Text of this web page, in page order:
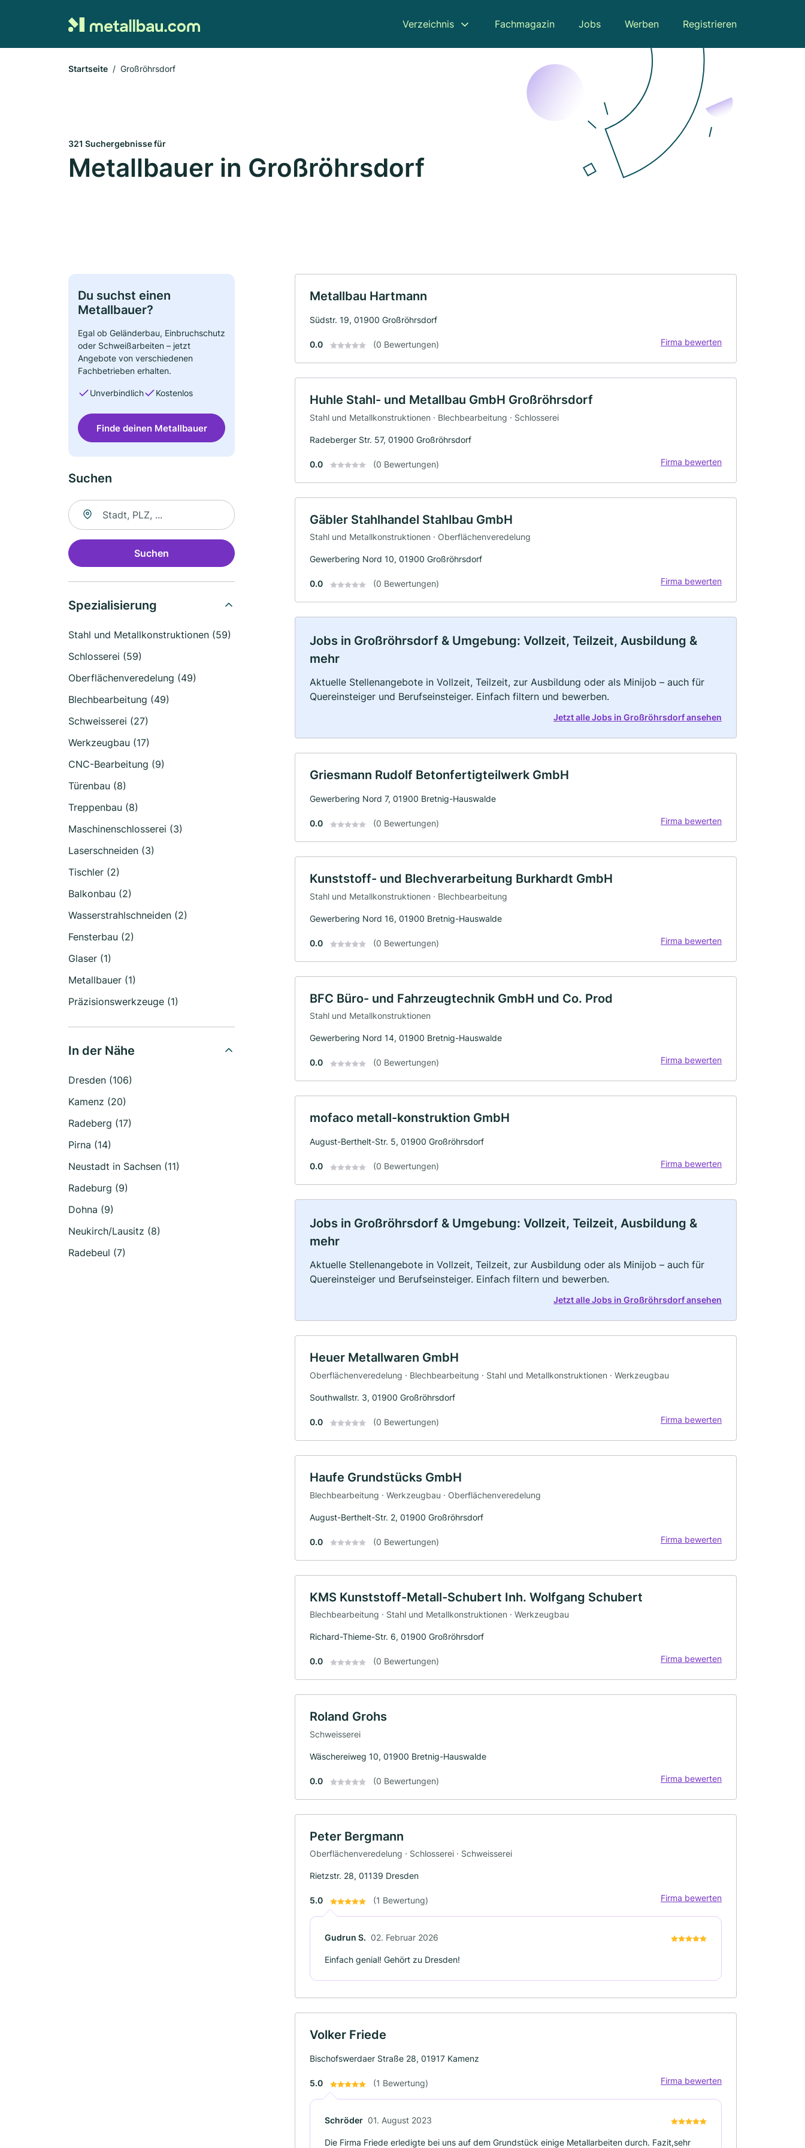
Verzeichnis Fachmagazin Jobs Werben Registrieren
Startseite Großröhrsdorf
321 Suchergebnisse für
Metallbauer in Großröhrsdorf
Du suchst einen
Metallbauer?
Egal ob Geländerbau, Einbruchschutz
oder Schweißarbeiten – jetzt
Angebote von verschiedenen
Fachbetrieben erhalten.
Unverbindlich Kostenlos
Finde deinen Metallbauer
Suchen
Suche nach Ort
Suchen
Spezialisierung
Stahl und Metallkonstruktionen (59)
Schlosserei (59)
Oberflächenveredelung (49)
Blechbearbeitung (49)
Schweisserei (27)
Werkzeugbau (17)
CNC-Bearbeitung (9)
Türenbau (8)
Treppenbau (8)
Maschinenschlosserei (3)
Laserschneiden (3)
Tischler (2)
Balkonbau (2)
Wasserstrahlschneiden (2)
Fensterbau (2)
Glaser (1)
Metallbauer (1)
Präzisionswerkzeuge (1)
In der Nähe
Dresden (106)
Kamenz (20)
Radeberg (17)
Pirna (14)
Neustadt in Sachsen (11)
Radeburg (9)
Dohna (9)
Neukirch/Lausitz (8)
Radebeul (7)
Metallbau Hartmann
Südstr. 19, 01900 Großröhrsdorf
0.0 (0 Bewertungen) Firma bewerten
Huhle Stahl- und Metallbau GmbH Großröhrsdorf
Stahl und Metallkonstruktionen · Blechbearbeitung · Schlosserei
Radeberger Str. 57, 01900 Großröhrsdorf
0.0 (0 Bewertungen) Firma bewerten
Gäbler Stahlhandel Stahlbau GmbH
Stahl und Metallkonstruktionen · Oberflächenveredelung
Gewerbering Nord 10, 01900 Großröhrsdorf
0.0 (0 Bewertungen) Firma bewerten
Jobs in Großröhrsdorf & Umgebung: Vollzeit, Teilzeit, Ausbildung &
mehr
Aktuelle Stellenangebote in Vollzeit, Teilzeit, zur Ausbildung oder als Minijob – auch für
Quereinsteiger und Berufseinsteiger. Einfach filtern und bewerben.
Jetzt alle Jobs in Großröhrsdorf ansehen
Griesmann Rudolf Betonfertigteilwerk GmbH
Gewerbering Nord 7, 01900 Bretnig-Hauswalde
0.0 (0 Bewertungen) Firma bewerten
Kunststoff- und Blechverarbeitung Burkhardt GmbH
Stahl und Metallkonstruktionen · Blechbearbeitung
Gewerbering Nord 16, 01900 Bretnig-Hauswalde
0.0 (0 Bewertungen) Firma bewerten
BFC Büro- und Fahrzeugtechnik GmbH und Co. Prod
Stahl und Metallkonstruktionen
Gewerbering Nord 14, 01900 Bretnig-Hauswalde
0.0 (0 Bewertungen) Firma bewerten
mofaco metall-konstruktion GmbH
August-Berthelt-Str. 5, 01900 Großröhrsdorf
0.0 (0 Bewertungen) Firma bewerten
Jobs in Großröhrsdorf & Umgebung: Vollzeit, Teilzeit, Ausbildung &
mehr
Aktuelle Stellenangebote in Vollzeit, Teilzeit, zur Ausbildung oder als Minijob – auch für
Quereinsteiger und Berufseinsteiger. Einfach filtern und bewerben.
Jetzt alle Jobs in Großröhrsdorf ansehen
Heuer Metallwaren GmbH
Oberflächenveredelung · Blechbearbeitung · Stahl und Metallkonstruktionen · Werkzeugbau
Southwallstr. 3, 01900 Großröhrsdorf
0.0 (0 Bewertungen) Firma bewerten
Haufe Grundstücks GmbH
Blechbearbeitung · Werkzeugbau · Oberflächenveredelung
August-Berthelt-Str. 2, 01900 Großröhrsdorf
0.0 (0 Bewertungen) Firma bewerten
KMS Kunststoff-Metall-Schubert Inh. Wolfgang Schubert
Blechbearbeitung · Stahl und Metallkonstruktionen · Werkzeugbau
Richard-Thieme-Str. 6, 01900 Großröhrsdorf
0.0 (0 Bewertungen) Firma bewerten
Roland Grohs
Schweisserei
Wäschereiweg 10, 01900 Bretnig-Hauswalde
0.0 (0 Bewertungen) Firma bewerten
Peter Bergmann
Oberflächenveredelung · Schlosserei · Schweisserei
Rietzstr. 28, 01139 Dresden
5.0 (1 Bewertung) Firma bewerten
Gudrun S. 02. Februar 2026
Einfach genial! Gehört zu Dresden!
Volker Friede
Bischofswerdaer Straße 28, 01917 Kamenz
5.0 (1 Bewertung) Firma bewerten
Schröder 01. August 2023
Die Firma Friede erledigte bei uns auf dem Grundstück einige Metallarbeiten durch. Fazit,sehr